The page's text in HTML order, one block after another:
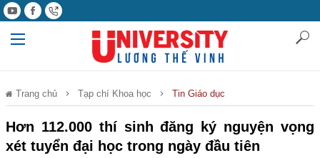
Trang chủ Tạp chí Khoa học Tin Giáo dục
Hơn 112.000 thí sinh đăng ký nguyện vọng
xét tuyển đại học trong ngày đầu tiên